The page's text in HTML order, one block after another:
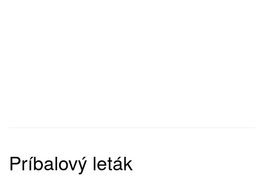
Príbalový leták